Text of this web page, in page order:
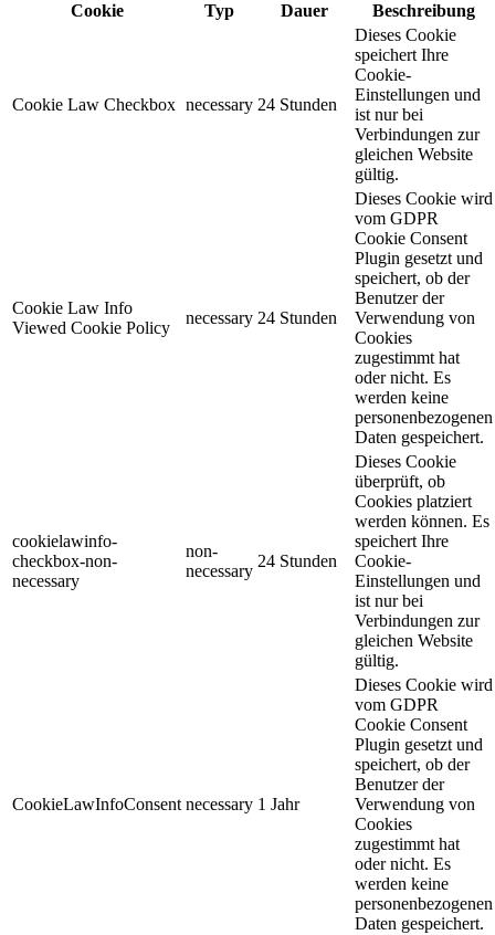
Cookie Typ Dauer Beschreibung
Cookie Law Checkbox necessary 24 Stunden
Dieses Cookie
speichert Ihre
Cookie-
Einstellungen und
ist nur bei
Verbindungen zur
gleichen Website
gültig.
Cookie Law Info
Viewed Cookie Policy
necessary 24 Stunden
Dieses Cookie wird
vom GDPR
Cookie Consent
Plugin gesetzt und
speichert, ob der
Benutzer der
Verwendung von
Cookies
zugestimmt hat
oder nicht. Es
werden keine
personenbezogenen
Daten gespeichert.
cookielawinfo-
checkbox-non-
necessary
non-
necessary
24 Stunden
Dieses Cookie
überprüft, ob
Cookies platziert
werden können. Es
speichert Ihre
Cookie-
Einstellungen und
ist nur bei
Verbindungen zur
gleichen Website
gültig.
CookieLawInfoConsent necessary 1 Jahr
Dieses Cookie wird
vom GDPR
Cookie Consent
Plugin gesetzt und
speichert, ob der
Benutzer der
Verwendung von
Cookies
zugestimmt hat
oder nicht. Es
werden keine
personenbezogenen
Daten gespeichert.